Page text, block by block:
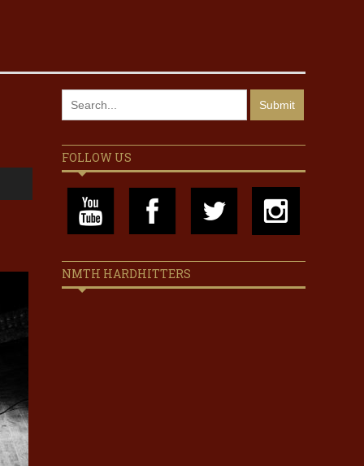
FOLLOW US
NMTH HARDHITTERS